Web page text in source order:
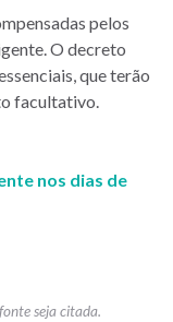
pelos
O decreto
que terão
facultativo.
nos dias de